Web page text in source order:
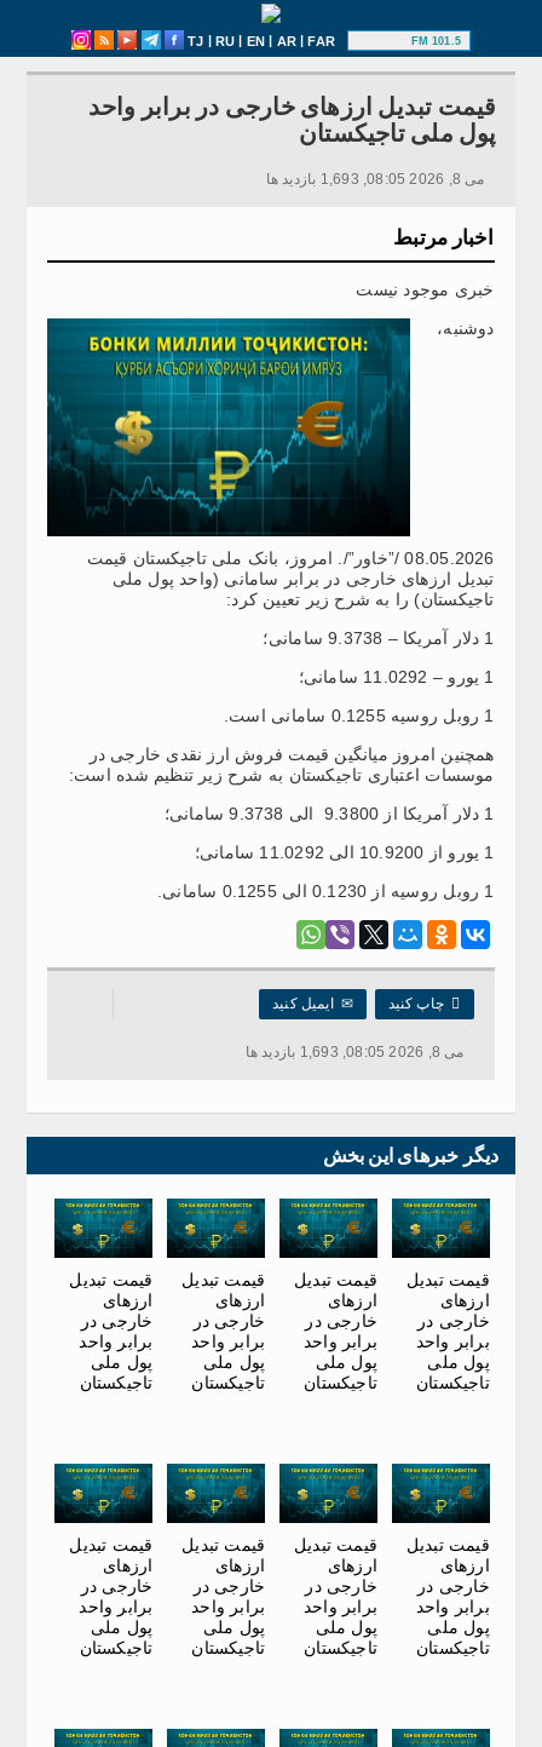
TJ | RU | EN | AR|FAR 101.5 FM
قیمت تبدیل ارزهای خارجی در برابر واحد
پول ملی تاجیکستان
می 8, 2026 08:05, 1,693 بازدید ها
اخبار مرتبط
خبری موجود نیست
دوشنبه،
08.05.2026 /”خاور”/. امروز، بانک ملی تاجیکستان قیمت
تبدیل ارزهای خارجی در برابر سامانی (واحد پول ملی
تاجیکستان) را به شرح زیر تعیین کرد:
1 دلار آمریکا – 9.3738 سامانی؛
1 یورو – 11.0292 سامانی؛
1 روبل روسیه 0.1255 سامانی است.
همچنین امروز میانگین قیمت فروش ارز نقدی خارجی در
موسسات اعتباری تاجیکستان به شرح زیر تنظیم شده است:
1 دلار آمریکا از 9.3800 الی 9.3738 سامانی؛
1 یورو از 10.9200 الی 11.0292 سامانی؛
1 روبل روسیه از 0.1230 الی 0.1255 سامانی.
 چاپ کنید ✉ایمیل کنید
می 8, 2026 08:05, 1,693 بازدید ها
دیگر خبرهای این بخش
قیمت تبدیل
ارزهای
خارجی در
برابر واحد
پول ملی
تاجیکستان
قیمت تبدیل
ارزهای
خارجی در
برابر واحد
پول ملی
تاجیکستان
قیمت تبدیل
ارزهای
خارجی در
برابر واحد
پول ملی
تاجیکستان
قیمت تبدیل
ارزهای
خارجی در
برابر واحد
پول ملی
تاجیکستان
قیمت تبدیل
ارزهای
خارجی در
برابر واحد
پول ملی
تاجیکستان
قیمت تبدیل
ارزهای
خارجی در
برابر واحد
پول ملی
تاجیکستان
قیمت تبدیل
ارزهای
خارجی در
برابر واحد
پول ملی
تاجیکستان
قیمت تبدیل
ارزهای
خارجی در
برابر واحد
پول ملی
تاجیکستان